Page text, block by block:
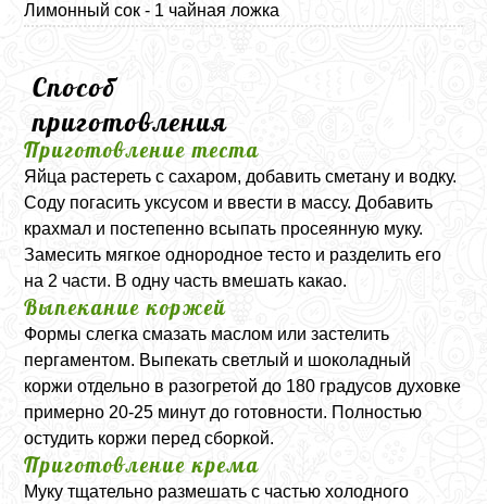
Лимонный сок - 1 чайная ложка
Способ
приготовления
Приготовление теста
Яйца растереть с сахаром, добавить сметану и водку.
Соду погасить уксусом и ввести в массу. Добавить
крахмал и постепенно всыпать просеянную муку.
Замесить мягкое однородное тесто и разделить его
на 2 части. В одну часть вмешать какао.
Выпекание коржей
Формы слегка смазать маслом или застелить
пергаментом. Выпекать светлый и шоколадный
коржи отдельно в разогретой до 180 градусов духовке
примерно 20-25 минут до готовности. Полностью
остудить коржи перед сборкой.
Приготовление крема
Муку тщательно размешать с частью холодного